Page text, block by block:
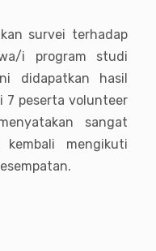
survei terhadap
i program studi
didapatkan hasil
7 peserta volunteer
sangat
mengikuti